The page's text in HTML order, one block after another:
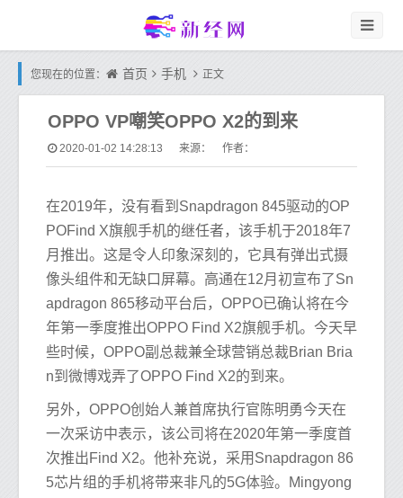
您现在的位置： 首页 手机 正文
OPPO VP嘲笑OPPO X2的到来
2020-01-02 14:28:13 来源： 作者：
在2019年，没有看到Snapdragon 845驱动的OP
POFind X旗舰手机的继任者，该手机于2018年7
月推出。这是令人印象深刻的，它具有弹出式摄
像头组件和无缺口屏幕。高通在12月初宣布了Sn
apdragon 865移动平台后，OPPO已确认将在今
年第一季度推出OPPO Find X2旗舰手机。今天早
些时候，OPPO副总裁兼全球营销总裁Brian Bria
n到微博戏弄了OPPO Find X2的到来。
另外，OPPO创始人兼首席执行官陈明勇今天在
一次采访中表示，该公司将在2020年第一季度首
次推出Find X2。他补充说，采用Snapdragon 86
5芯片组的手机将带来非凡的5G体验。Mingyong